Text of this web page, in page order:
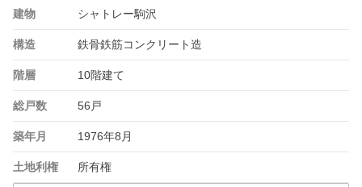
建物 シャトレー駒沢
構造 鉄骨鉄筋コンクリート造
階層 10階建て
総戸数 56戸
築年月 1976年8月
土地利権 所有権